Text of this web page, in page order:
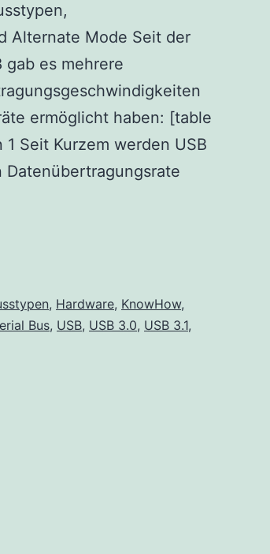
Alternate Mode Seit der
gab es mehrere
ermöglicht haben: [table
Seit Kurzem werden USB
, Hardware, KnowHow,
Bus, USB, USB 3.0, USB 3.1,